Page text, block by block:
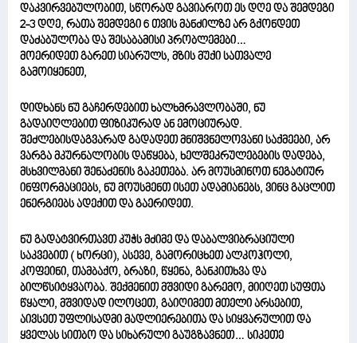
დაკვირვებულობით, სწორად გავიაროთ ეს დღე და შემდეგი
2-3 დღე, რათა შემდეგი 6 თვის მანძილზე არ გქონდეთ
დაძაბულობა და შესაბამისი პრობლემები…
მოერიდეთ გარეთ სიარულს, მზის მუქი სათვალე
გამოიყენეთ,
დიდხანს ნუ გაჩერდებით ხალხმრავლობაში, ნუ
გადაიღლებით ფიზიკურად ან ემოციურად.
შეძლებისდაგვარად გადადეთ მნიშვნელოვანი საქმეები, არ
ვარგა მკურნალობის დაწყება, ხელშეკრულებების დადება,
მსხვილმანი შენაძენის გაკეთება. არ მოუსმინოთ ნეგატიურ
ინფორმაციებს, ნუ მოუსმენთ ისეთ ადამიანებს, ვინც გაცლით
ენერგიებს ადექით და გაერიდეთ.
ნუ გადატვირთავთ კუჭს მძიმე და დაბალვიბრაციული
საკვებით ( ხორცი), ასევე, გამორიცხეთ ალკოჰოლი,
კოფეინი, თამბაქო, ბრაზი, წყენა, განკითხვა და
ბილწსიტყვაობა. შექმენით მშვიდი გარემო, მიიღეთ სუფთა
წყალი, მშვიდად ილოცეთ, გაიღიმეთ მთელი არსებით,
აივსეთ უფლისადმი მადლიერებითა და სიყვარულით და
ყველას სითბო და სიხარული გაუგზავნეთ… სიკეთე